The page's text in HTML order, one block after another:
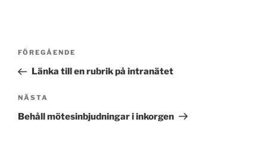
Inläggsnavigering
Föregående
inlägg
FÖREGÅENDE
Länka till en rubrik på intranätet
Nästa
inlägg
NÄSTA
Behåll mötesinbjudningar i inkorgen